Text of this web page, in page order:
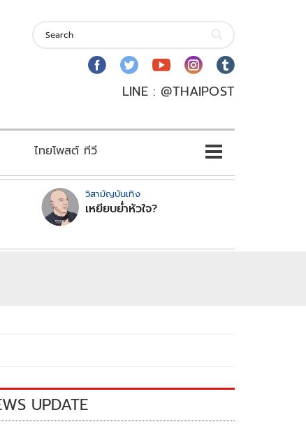
LINE : @THAIPOST
ไทยโพสต์ ทีวี
วิสามัญบันเทิง
เหยียบย่ำหัวใจ?
UPDATE